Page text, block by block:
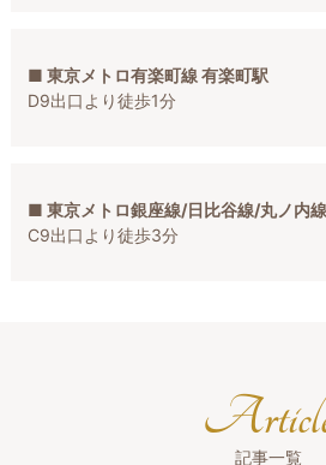
■ 東京メトロ有楽町線 有楽町駅
D9出口より徒歩1分
■ 東京メトロ銀座線/日比谷線/丸ノ内
C9出口より徒歩3分
記事一覧